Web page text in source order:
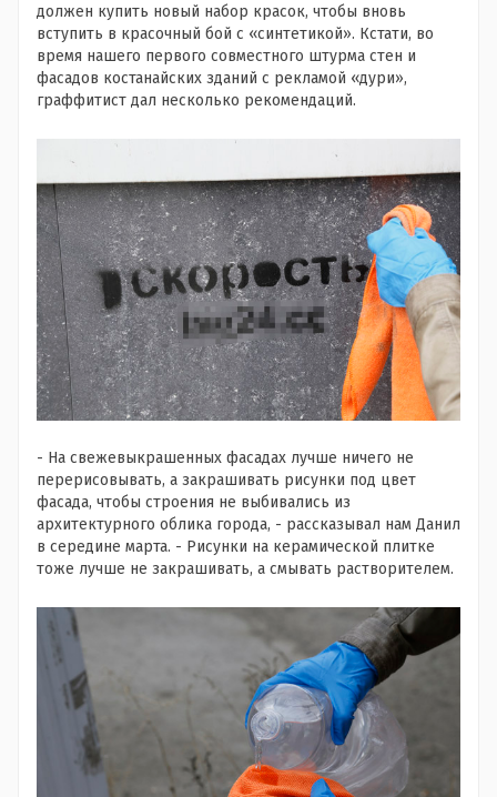
должен купить новый набор красок, чтобы вновь
вступить в красочный бой с «синтетикой». Кстати, во
время нашего первого совместного штурма стен и
фасадов костанайских зданий с рекламой «дури»,
граффитист дал несколько рекомендаций.
- На свежевыкрашенных фасадах лучше ничего не
перерисовывать, а закрашивать рисунки под цвет
фасада, чтобы строения не выбивались из
архитектурного облика города, - рассказывал нам Данил
в середине марта. - Рисунки на керамической плитке
тоже лучше не закрашивать, а смывать растворителем.